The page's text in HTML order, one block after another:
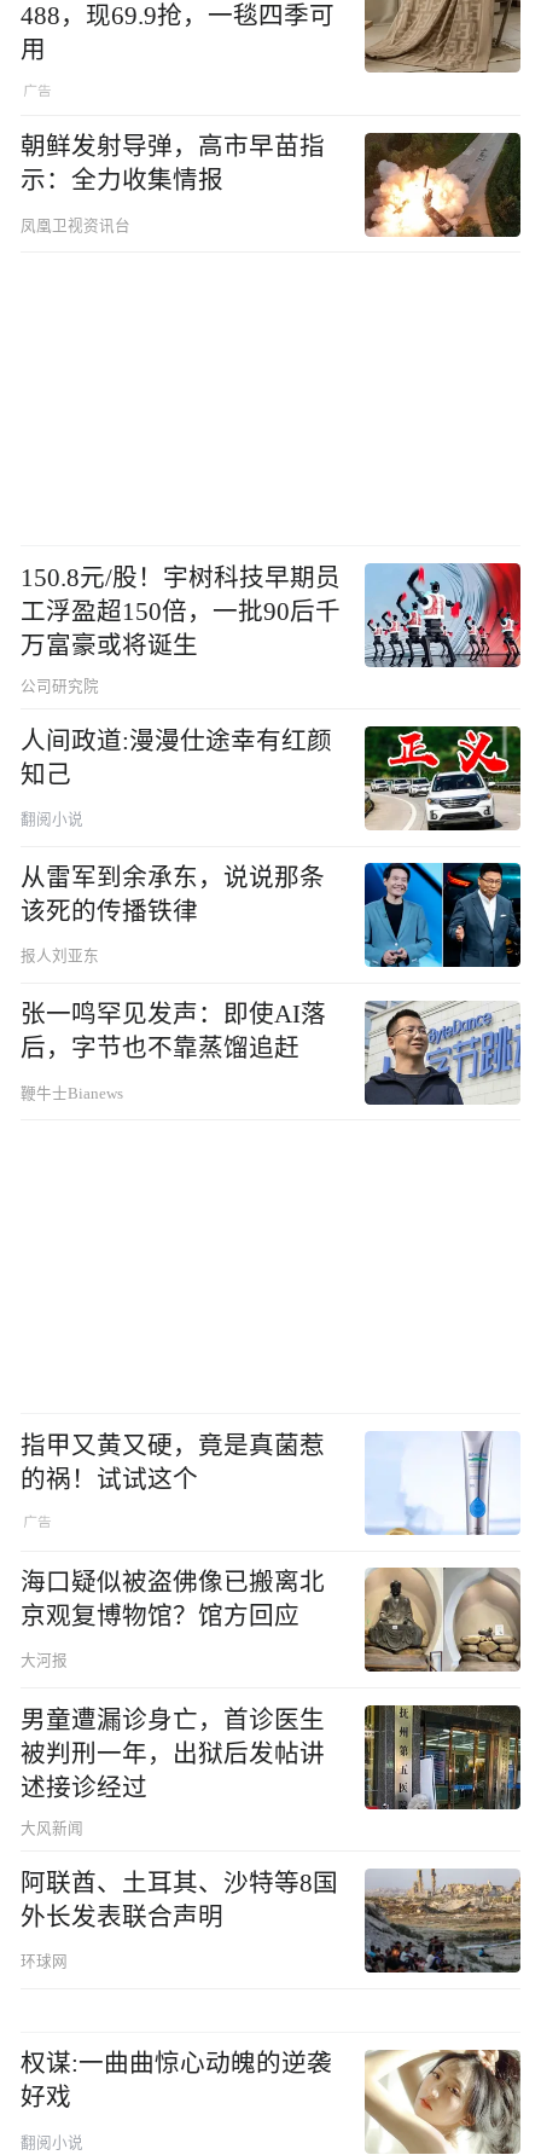
488，现69.9抢，一毯四季可
用
朝鲜发射导弹，高市早苗指
示：全力收集情报
凤凰卫视资讯台
150.8元/股！宇树科技早期员
工浮盈超150倍，一批90后千
万富豪或将诞生
公司研究院
人间政道:漫漫仕途幸有红颜
知己
翻阅小说
从雷军到余承东，说说那条
该死的传播铁律
报人刘亚东
张一鸣罕见发声：即使AI落
后，字节也不靠蒸馏追赶
鞭牛士Bianews
指甲又黄又硬，竟是真菌惹
的祸！试试这个
海口疑似被盗佛像已搬离北
京观复博物馆？馆方回应
大河报
男童遭漏诊身亡，首诊医生
被判刑一年，出狱后发帖讲
述接诊经过
大风新闻
阿联酋、土耳其、沙特等8国
外长发表联合声明
环球网
权谋:一曲曲惊心动魄的逆袭
好戏
翻阅小说